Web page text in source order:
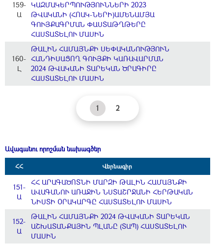
159-
Ա
ԿԱԶՄԱԿԵՐՊՈՒԹՅՈՒՆՆԵՐԻ 2023
ԹՎԱԿԱՆԻ (ՀՈԱԿ-ՆԵՐԻ)ԱՄԵՆԱՄՅԱ
ԳՈՒՅՔԱԳՐՄԱՆ ՓԱՍՏԱԹՂԹԵՐԸ
ՀԱՍՏԱՏԵԼՈՒ ՄԱՍԻՆ
160-
Լ
ԹԱԼԻՆ ՀԱՄԱՅՆՔԻ ՍԵՓԱԿԱՆՈՒԹՅՈՒՆ
ՀԱՆԴԻՍԱՑՈՂ ԳՈՒՅՔԻ ԿԱՌԱՎԱՐՄԱՆ
2024 ԹՎԱԿԱՆԻ ՏԱՐԵԿԱՆ ԾՐԱԳԻՐԸ
ՀԱՍՏԱՏԵԼՈՒ ՄԱՍԻՆ
1 2
Ավագանու որոշման նախագծեր
ՀՀ Վերնագիր
151-
Ա
ՀՀ ԱՐԱԳԱԾՈՏՆԻ ՄԱՐԶԻ ԹԱԼԻՆ ՀԱՄԱՅՆՔԻ
ԱՎԱԳԱՆՈՒ ԱՌԱՋԻՆ ՆՍՏԱՇՐՋԱՆԻ ՀԵՐԹԱԿԱՆ
ՆԻՍՏԻ ՕՐԱԿԱՐԳԸ ՀԱՍՏԱՏԵԼՈՒ ՄԱՍԻՆ
152-
Ա
ԹԱԼԻՆ ՀԱՄԱՅՆՔԻ 2024 ԹՎԱԿԱՆԻ ՏԱՐԵԿԱՆ
ԱՇԽԱՏԱՆՔԱՅԻՆ ՊԼԱՆԸ (ՏԱՊ) ՀԱՍՏԱՏԵԼՈՒ
ՄԱՍԻՆ